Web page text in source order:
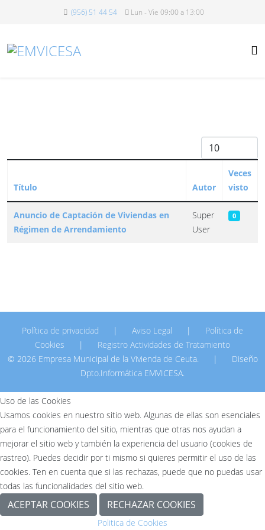
(956) 51 44 54 Lun - Vie 09:00 a 13:00
Cantidad
Título Autor
Veces
visto
Anuncio de Captación de Viviendas en
Régimen de Arrendamiento
Super
User
0
Política de privacidad | Aviso Legal |
Política de
Cookies
|
Registro Actividades de Tratamiento
© 2026 Empresa Municipal de la Vivienda de Ceuta.
|
Diseño
Dpto.Informática EMVICESA.
Uso de las Cookies
Usamos cookies en nuestro sitio web. Algunas de ellas son esenciales
para el funcionamiento del sitio, mientras que otras nos ayudan a
mejorar el sitio web y también la experiencia del usuario (cookies de
rastreo). Puedes decidir por ti mismo si quieres permitir el uso de las
cookies. Ten en cuenta que si las rechazas, puede que no puedas usar
todas las funcionalidades del sitio web.
ACEPTAR COOKIES RECHAZAR COOKIES
Politica de Cookies